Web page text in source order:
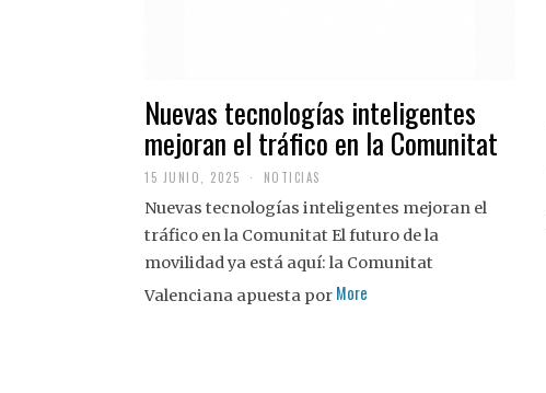
Nuevas tecnologías inteligentes
mejoran el tráfico en la Comunitat
15 JUNIO, 2025 NOTICIAS
Nuevas tecnologías inteligentes mejoran el
tráfico en la Comunitat El futuro de la
movilidad ya está aquí: la Comunitat
Valenciana apuesta por More